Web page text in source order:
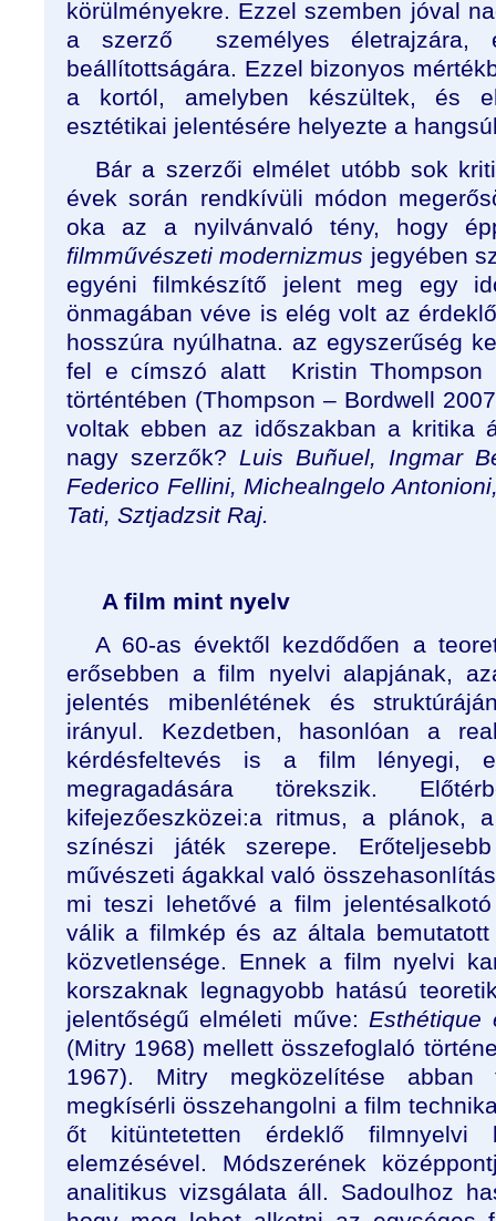
körülményekre. Ezzel szemben jóval
a szerző
személyes életrajzára,
beállítottságára. Ezzel bizonyos
a kortól, amelyben készültek, és
esztétikai jelentésére helyezte a
Bár a szerzői elmélet utóbb sok
évek során rendkívüli módon
oka az a nyilvánvaló tény, hogy
filmművészeti modernizmus jegyében
egyéni filmkészítő jelent meg egy
önmagában véve is elég volt az
hosszúra nyúlhatna. az egyszerűség
fel e címszó alatt
Kristin
történtében (Thompson – Bordwell
voltak ebben az időszakban a kritika
nagy szerzők? Luis Buñuel, Ingmar
Federico Fellini, Michealngelo
Tati, Sztjadzsit Raj.
A film mint nyelv
A 60-as évektől kezdődően a
erősebben a film nyelvi alapjának,
jelentés mibenlétének és
irányul. Kezdetben, hasonlóan a
kérdésfeltevés is a film lényegi,
megragadására törekszik.
kifejezőeszközei:a ritmus, a plánok,
színészi játék szerepe.
művészeti ágakkal való
mi teszi lehetővé a film
válik a filmkép és az általa
közvetlensége. Ennek a film nyelvi
korszaknak legnagyobb hatású
jelentőségű elméleti műve:
(Mitry 1968) mellett összefoglaló
1967). Mitry megközelítése
megkísérli összehangolni a film
őt kitüntetetten érdeklő filmnyelvi
elemzésével. Módszerének
analitikus vizsgálata áll. Sadoulhoz